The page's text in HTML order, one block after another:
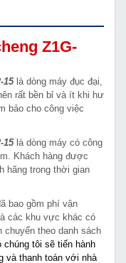
Z1G-
15là dòng máy đục đại,
rất bền bỉ và ít khi hư
bảo cho công việc
15là dòng máy có công
Khách hàng được
hãng trong thời gian
bao gồm phí vận
các khu vực khác có
chuyển theo danh sách
chúng tôi sẽ tiến hành
và thanh toán với nhà